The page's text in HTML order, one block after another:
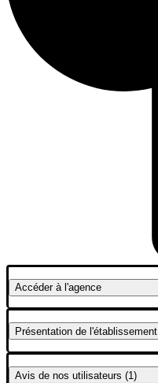
Accéderà l'agence
Présentation de l'établissement
Avis de nos utilisateurs (1)